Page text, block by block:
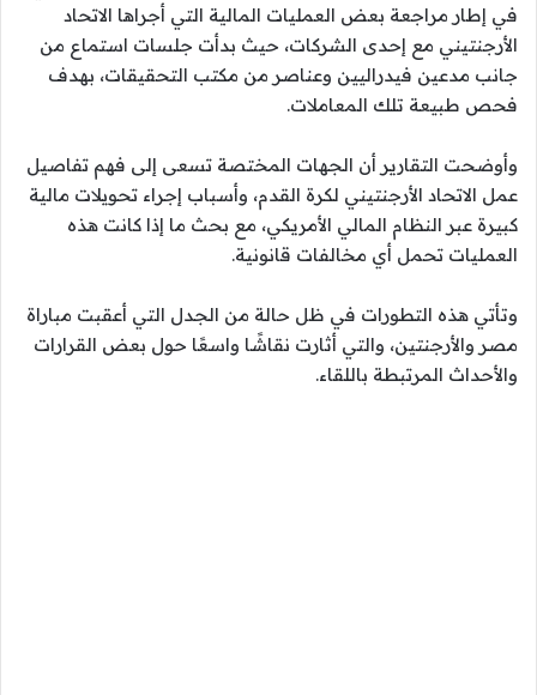
في إطار مراجعة بعض العمليات المالية التي أجراها الاتحاد
الأرجنتيني مع إحدى الشركات، حيث بدأت جلسات استماع من
جانب مدعين فيدراليين وعناصر من مكتب التحقيقات، بهدف
فحص طبيعة تلك المعاملات.
وأوضحت التقارير أن الجهات المختصة تسعى إلى فهم تفاصيل
عمل الاتحاد الأرجنتيني لكرة القدم، وأسباب إجراء تحويلات مالية
كبيرة عبر النظام المالي الأمريكي، مع بحث ما إذا كانت هذه
العمليات تحمل أي مخالفات قانونية.
وتأتي هذه التطورات في ظل حالة من الجدل التي أعقبت مباراة
مصر والأرجنتين، والتي أثارت نقاشًا واسعًا حول بعض القرارات
والأحداث المرتبطة باللقاء.